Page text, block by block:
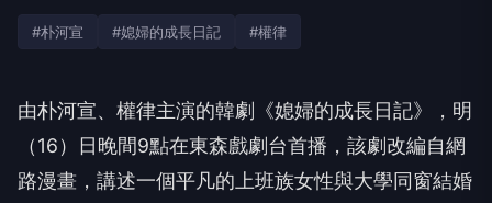
#朴河宣 #媳婦的成長日記 #權律
由朴河宣、權律主演的韓劇《媳婦的成長日記》，明
（16）
日晚間9點在東森戲劇台首播，該劇改編自網
路漫畫， 講述一個平凡的上班族女性與大學同窗結婚